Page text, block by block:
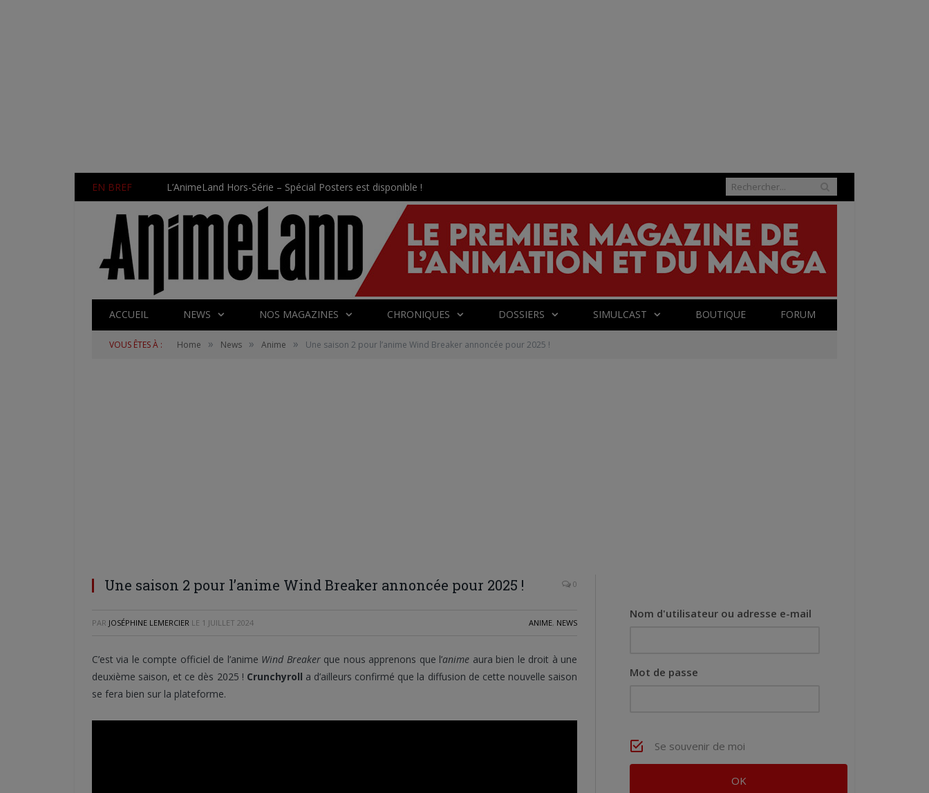
EN BREF L’AnimeLand Hors-Série – Spécial Posters est disponible !
ACCUEIL NEWS NOS MAGAZINES CHRONIQUES DOSSIERS SIMULCAST BOUTIQUE FORUM
VOUS ÊTES À : Home » News » Anime » Une saison 2 pour l’anime Wind Breaker annoncée pour 2025 !
Une saison 2 pour l’anime Wind Breaker annoncée pour 2025 ! 0
PAR JOSÉPHINE LEMERCIER LE 1 JUILLET 2024 ANIME, NEWS
C’est via le compte officiel de l’anime Wind Breakerque nous apprenons que l’anime aura bien le droit à une
deuxième saison, et ce dès 2025 ! Crunchyroll a d’ailleurs confirmé que la diffusion de cette nouvelle saison
se fera bien sur la plateforme.
Nom d'utilisateur ou adresse e-mail
Mot de passe
Se souvenir de moi